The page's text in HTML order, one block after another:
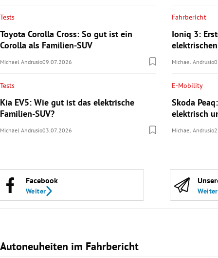
Tests
Toyota Corolla Cross: So gut ist ein
Corolla als Familien-SUV
Michael Andrusio09.07.2026
Tests
Kia EV5: Wie gut ist das elektrische
Familien-SUV?
Michael Andrusio03.07.2026
Fahrbericht
Ioniq 3:
Michael Andrusio
E-Mobility
Skoda
elektrisch
Michael Andrusio
Facebook
Weiter Weiter
Autoneuheiten im Fahrbericht
Slide 1 von 3